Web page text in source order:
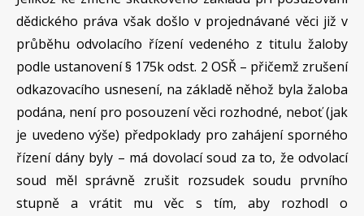
dědického práva však došlo v projednávané věci již v
průběhu odvolacího řízení vedeného z titulu žaloby
podle ustanovení § 175k odst. 2 OSŘ – přičemž zrušení
odkazovacího usnesení, na základě něhož byla žaloba
podána, není pro posouzení věci rozhodné, neboť (jak
je uvedeno výše) předpoklady pro zahájení sporného
řízení dány byly – má dovolací soud za to, že odvolací
soud měl správně zrušit rozsudek soudu prvního
stupně a vrátit mu věc s tím, aby rozhodl o